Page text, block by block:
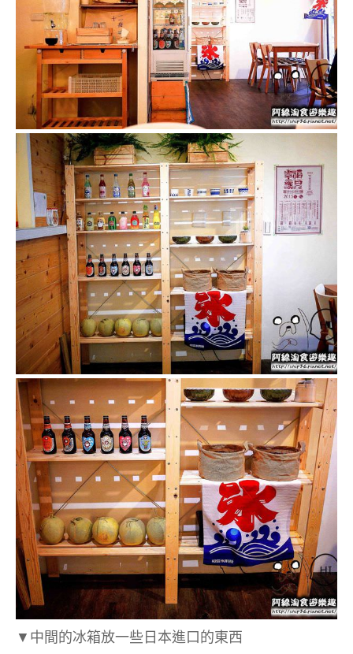
▼中間的冰箱放一些日本進口的東西